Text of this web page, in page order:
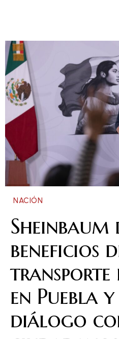
NACIÓN
Sheinbaum
beneficios
transporte
en Puebla
diálogo